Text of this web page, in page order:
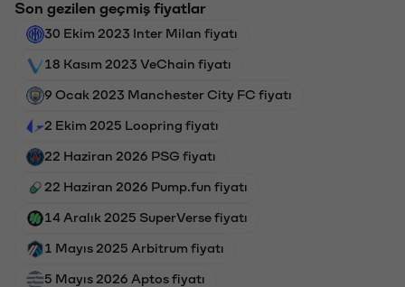
Son gezilen geçmiş fiyatlar
30 Ekim 2023 Inter Milan fiyatı
18 Kasım 2023 VeChain fiyatı
9 Ocak 2023 Manchester City FC fiyatı
2 Ekim 2025 Loopring fiyatı
22 Haziran 2026 PSG fiyatı
22 Haziran 2026 Pump.fun fiyatı
14 Aralık 2025 SuperVerse fiyatı
1 Mayıs 2025 Arbitrum fiyatı
5 Mayıs 2026 Aptos fiyatı